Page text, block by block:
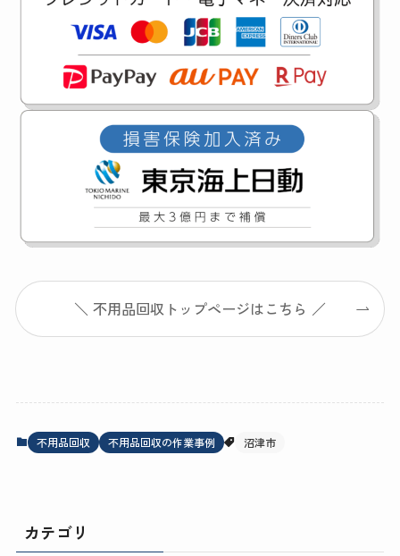
＼ 不用品回収トップページはこちら ／
不用品回収 不用品回収の作業事例 沼津市
カテゴリ